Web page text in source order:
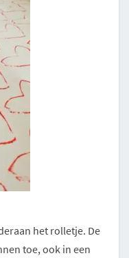
het rolletje. De
toe, ook in een